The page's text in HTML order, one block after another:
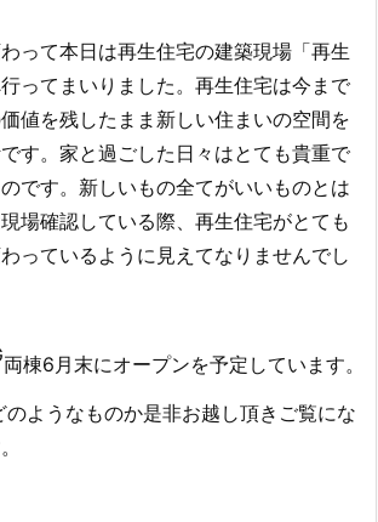
って本日は再生住宅の建築現場「再生
ってまいりました。再生住宅は今まで
値を残したまま新しい住まいの空間を
す。家と過ごした日々はとても貴重で
です。新しいもの全てがいいものとは
現場確認している際、再生住宅がとても
っているように見えてなりませんでし
両棟6月末にオープンを予定しています。
ようなものか是非お越し頂きご覧にな